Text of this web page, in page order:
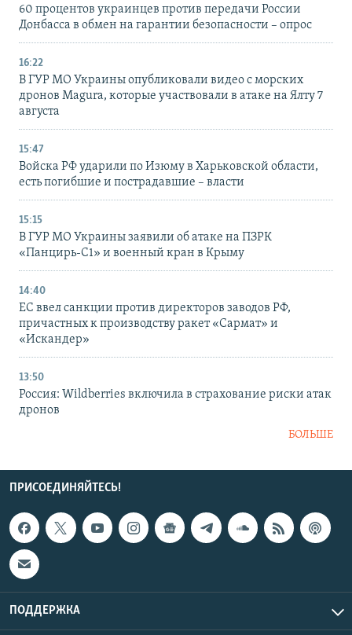
60 процентов украинцев против передачи России
Донбасса в обмен на гарантии безопасности – опрос
16:22
В ГУР МО Украины опубликовали видео с морских
дронов Magura, которые участвовали в атаке на Ялту 7
августа
15:47
Войска РФ ударили по Изюму в Харьковской области,
есть погибшие и пострадавшие – власти
15:15
В ГУР МО Украины заявили об атаке на ПЗРК
«Панцирь-С1» и военный кран в Крыму
14:40
ЕС ввел санкции против директоров заводов РФ,
причастных к производству ракет «Сармат» и
«Искандер»
13:50
Россия: Wildberries включила в страхование риски атак
дронов
БОЛЬШЕ
ПРИСОЕДИНЯЙТЕСЬ!
ПОДДЕРЖКА